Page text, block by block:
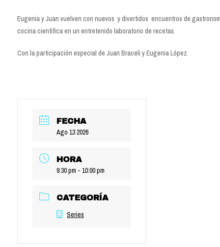
Eugenia y Juan vuelven con nuevos y divertidos encuentros de
cocina científica en un entretenido laboratorio de recetas.
Con la participación especial de Juan Braceli y Eugenia López.
FECHA
Ago 13 2026
HORA
9:30 pm - 10:00 pm
CATEGORÍA
Series